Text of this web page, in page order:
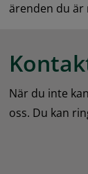
ärenden du är
När du inte
oss. Du kan